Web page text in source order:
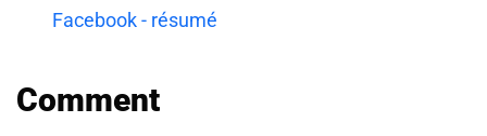
Facebook - résumé
Comment